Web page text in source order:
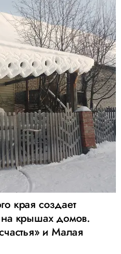
края создает
крышах домов.
и Малая